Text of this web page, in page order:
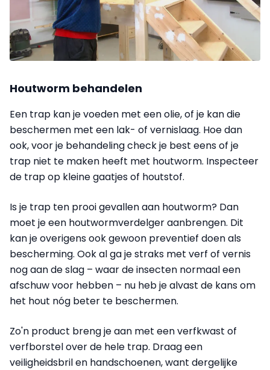
Houtworm behandelen
Een trap kan je voeden met een olie, of je kan die
beschermen met een lak- of vernislaag. Hoe dan
ook, voor je behandeling check je best eens of je
trap niet te maken heeft met houtworm. Inspecteer
de trap op kleine gaatjes of houtstof.
Is je trap ten prooi gevallen aan houtworm? Dan
moet je een houtwormverdelger aanbrengen. Dit
kan je overigens ook gewoon preventief doen als
bescherming. Ook al ga je straks met verf of vernis
nog aan de slag – waar de insecten normaal een
afschuw voor hebben – nu heb je alvast de kans om
het hout nóg beter te beschermen.
Zo'n product breng je aan met een verfkwast of
verfborstel over de hele trap. Draag een
veiligheidsbril en handschoenen, want dergelijke